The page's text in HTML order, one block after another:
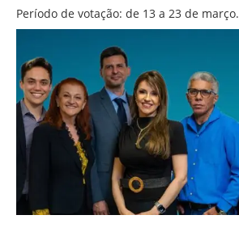
Período de votação: de 13 a 23 de março.